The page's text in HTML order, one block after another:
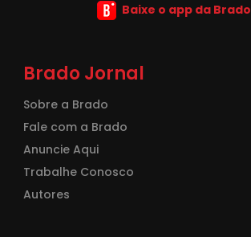
Baixe o app da Brado
Brado Jornal
Sobre a Brado
Fale com a Brado
Anuncie Aqui
Trabalhe Conosco
Autores